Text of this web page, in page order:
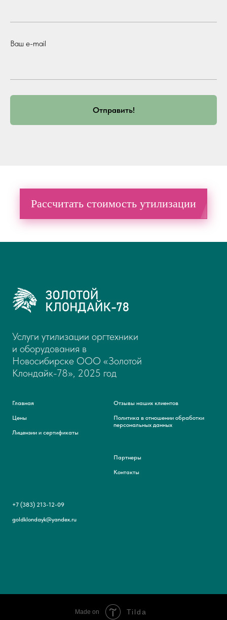
Ваш e-mail
Отправить!
Рассчитать стоимость утилизации
Услуги утилизации оргтехники
и оборудования в
Новосибирске ООО «Золотой
Клондайк-78», 2025 год
Главная
Цены
Лицензии и сертификаты
Отзывы наших клиентов
Политика в отношении обработки
персональных данных
Партнеры
Контакты
+7 (383) 213-12-09
goldklondayk@yandex.ru
Made on Tilda